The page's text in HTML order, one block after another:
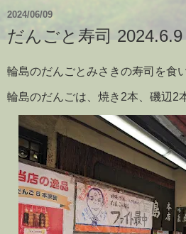
2024/06/09
だんごと寿司 2024.6.9
輪島のだんごとみさきの寿司を食
輪島のだんごは、焼き2本、磯辺2